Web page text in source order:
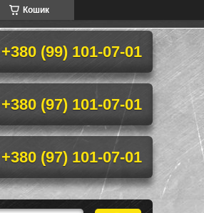
Кошик
+380 (99) 101-07-01
+380 (97) 101-07-01
+380 (97) 101-07-01